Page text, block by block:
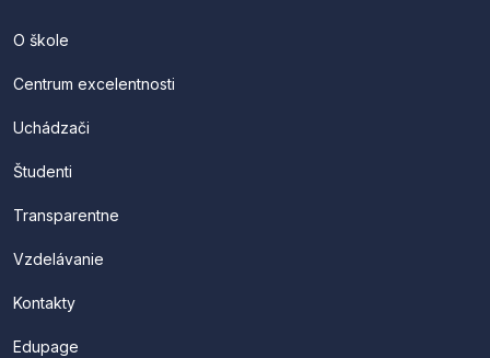
O škole
Centrum excelentnosti
Uchádzači
Študenti
Transparentne
Vzdelávanie
Kontakty
Edupage